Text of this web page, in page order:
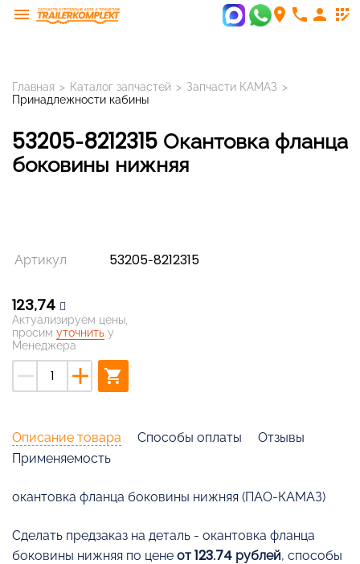
menu room phone person app_registration
Главная > Каталог запчастей > Запчасти КАМАЗ >
Принадлежности кабины
53205-8212315 Окантовка фланца
боковины нижняя
Артикул 53205-8212315
123,74
Актуализируем цены,
просим уточнить у
Менеджера
remove add shopping_cart
Описание товара Способы оплаты
Отзывы
Применяемость
окантовка фланца боковины нижняя (ПАО-КАМАЗ)
Cделать предзаказ на деталь - окантовка фланца
боковины нижняя по цене от 123.74 рублей, способы